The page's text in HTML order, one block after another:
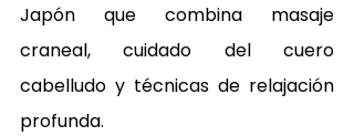
Japón que combina masaje
craneal, cuidado del cuero
cabelludo y técnicas de relajación
profunda.